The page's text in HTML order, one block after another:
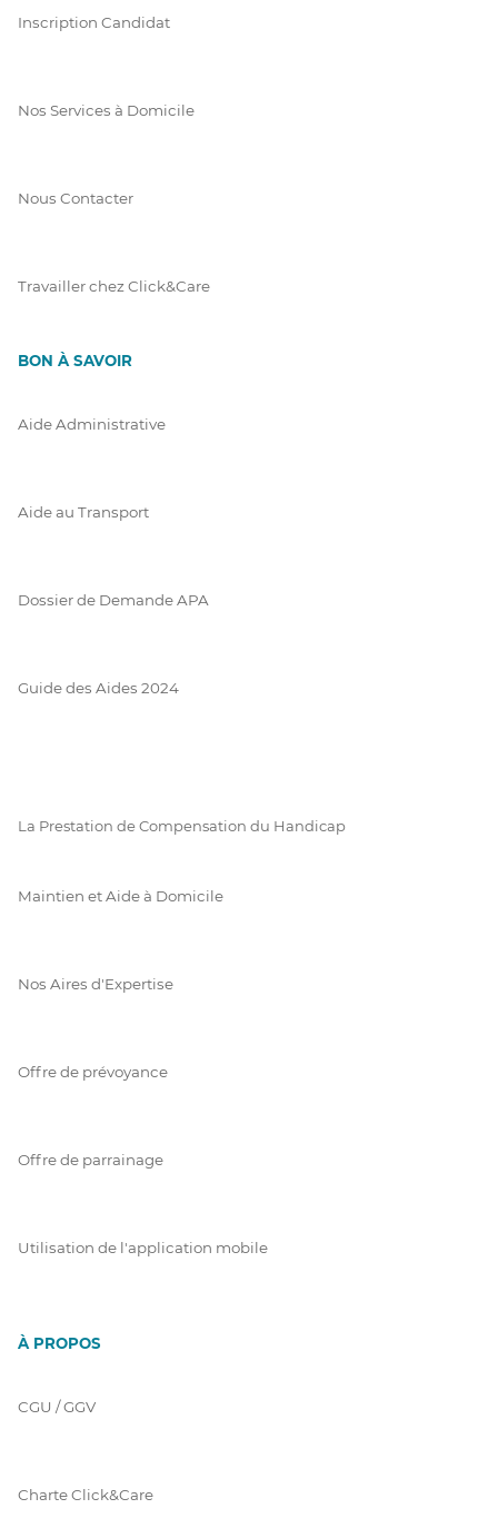
Inscription Candidat
Nos Services à Domicile
Nous Contacter
Travailler chez Click&Care
BON À SAVOIR
Aide Administrative
Aide au Transport
Dossier de Demande APA
Guide des Aides 2024
La Prestation de Compensation du Handicap
Maintien et Aide à Domicile
Nos Aires d'Expertise
Offre de prévoyance
Offre de parrainage
Utilisation de l'application mobile
À PROPOS
CGU / GGV
Charte Click&Care